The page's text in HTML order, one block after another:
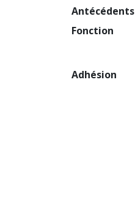
Antécédents
Fonction
Adhésion